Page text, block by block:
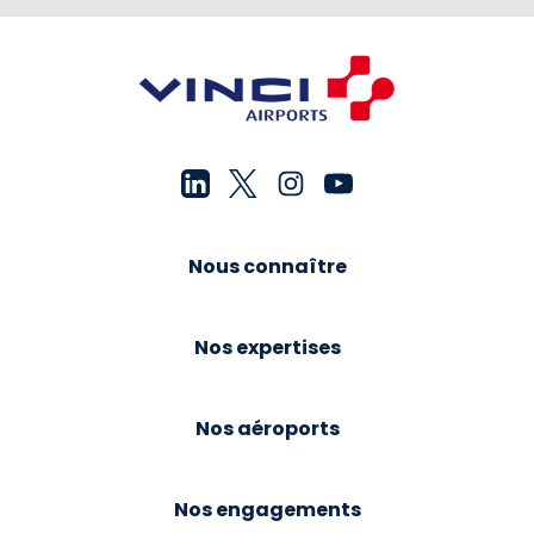
Nous connaître
Nos expertises
Nos aéroports
Nos engagements